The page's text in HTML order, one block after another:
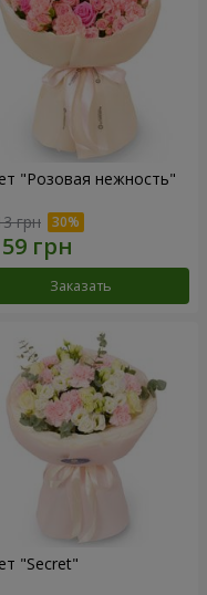
"Розовая нежность"
грн
Заказать
"Secret"